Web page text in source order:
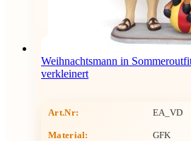
Weihnachtsmann in
verkleinert
Art.Nr: EA_VD
Material: GFK